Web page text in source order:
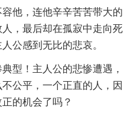
他，连他辛辛苦苦带大的
，最后却在孤寂中走向死
公感到无比的悲哀。
型！主人公的悲惨遭遇，
公平，一个正直的人，因
的机会了吗？